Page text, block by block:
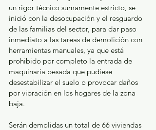
un rigor técnico sumamente estricto, se
inició con la desocupación y el resguardo
de las familias del sector, para dar paso
inmediato a las tareas de demolición con
herramientas manuales, ya que está
prohibido por completo la entrada de
maquinaria pesada que pudiese
desestabilizar el suelo o provocar daños
por vibración en los hogares de la zona
baja.
Serán demolidas un total de 66 viviendas